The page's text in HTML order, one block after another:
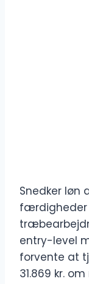
Snedker løn
entry-level
forvente at
31.869 kr.